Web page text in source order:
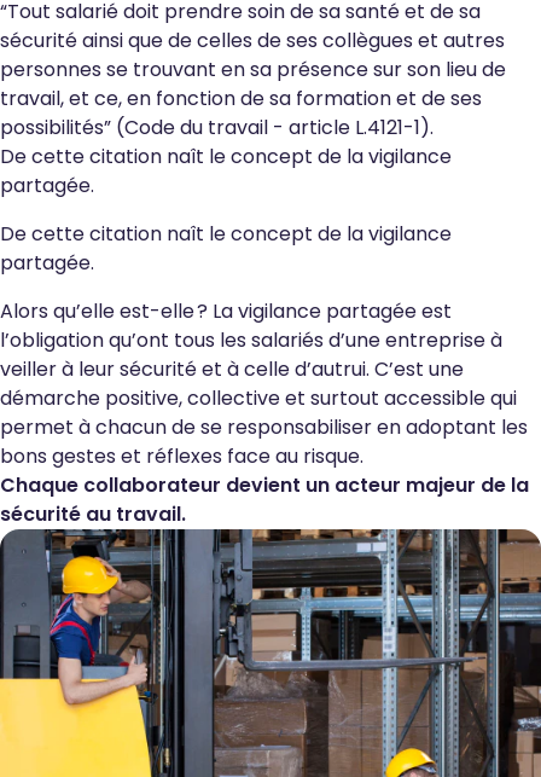
“Tout salarié doit prendre soin de sa santé et de sa
sécurité ainsi que de celles de ses collègues et autres
personnes se trouvant en sa présence sur son lieu de
travail, et ce, en fonction de sa formation et de ses
possibilités” (Code du travail - article L.4121-1).
De cette citation naît le concept de la vigilance
partagée.
De cette citation naît le concept de la vigilance
partagée.
Alors qu’elle est-elle ? La vigilance partagée est
l’obligation qu’ont tous les salariés d’une entreprise à
veiller à leur sécurité et à celle d’autrui. C’est une
démarche positive, collective et surtout accessible qui
permet à chacun de se responsabiliser en adoptant les
bons gestes et réflexes face au risque.
Chaque collaborateur devient un acteur majeur de la
sécurité au travail.